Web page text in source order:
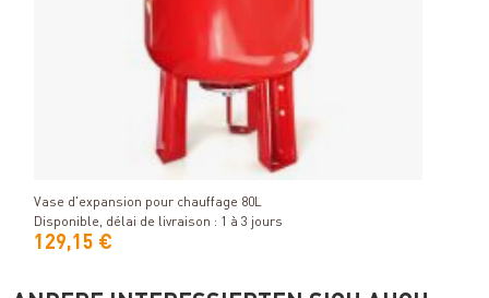
Vase d'expansion pour chauffage 80L
Disponible, délai de livraison : 1 à 3 jours
129,15 €